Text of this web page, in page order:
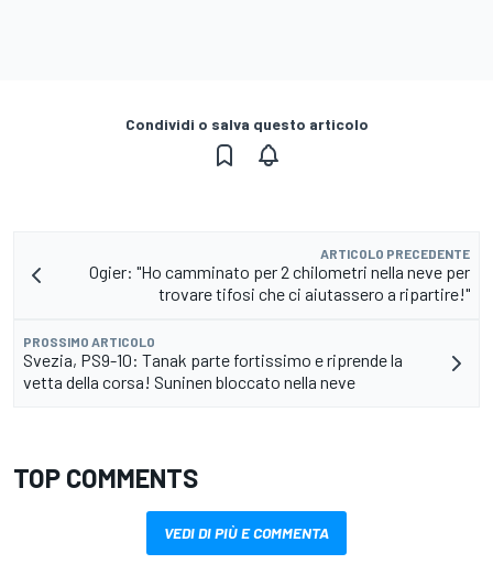
Condividi o salva questo articolo
ARTICOLO PRECEDENTE
Ogier: "Ho camminato per 2 chilometri nella neve per
trovare tifosi che ci aiutassero a ripartire!"
PROSSIMO ARTICOLO
Svezia, PS9-10: Tanak parte fortissimo e riprende la
vetta della corsa! Suninen bloccato nella neve
TOP COMMENTS
VEDI DI PIÙ E COMMENTA